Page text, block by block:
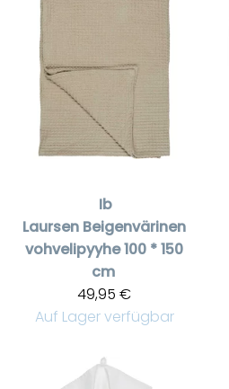
Ib
Laursen Beigenvärinen
vohvelipyyhe 100 * 150
cm
49,95 €
Auf Lager verfügbar